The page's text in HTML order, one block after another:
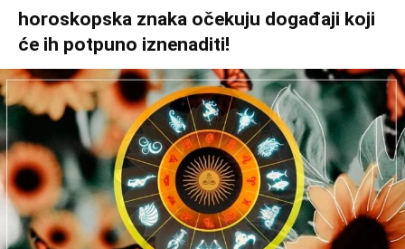
horoskopska znaka očekuju događaji koji
će ih potpuno iznenaditi!